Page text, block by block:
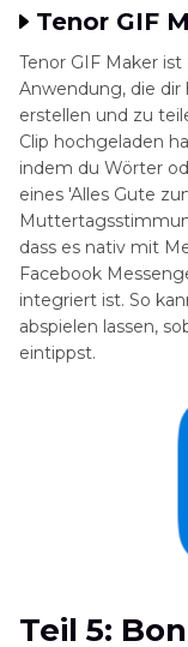
Tenor GIF
Tenor GIF Maker
Anwendung, die dir
erstellen und zu
Clip hochgeladen
indem du Wörter
eines 'Alles Gute
dass es nativ mit
Facebook
integriert ist. So
abspielen lassen,
eintippst.
Teil 5: